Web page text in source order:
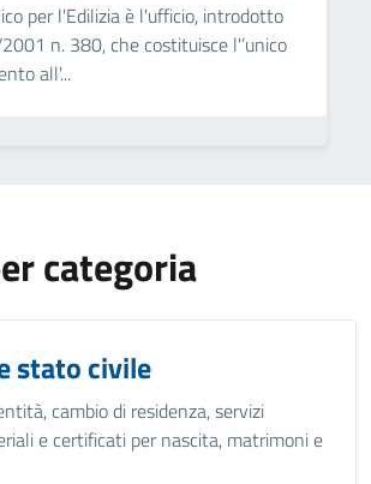
per l'Edilizia è l'ufficio, introdotto
n. 380, che costituisce l'’unico
all'...
categoria
stato civile
cambio di residenza, servizi
e certificati per nascita, matrimoni e